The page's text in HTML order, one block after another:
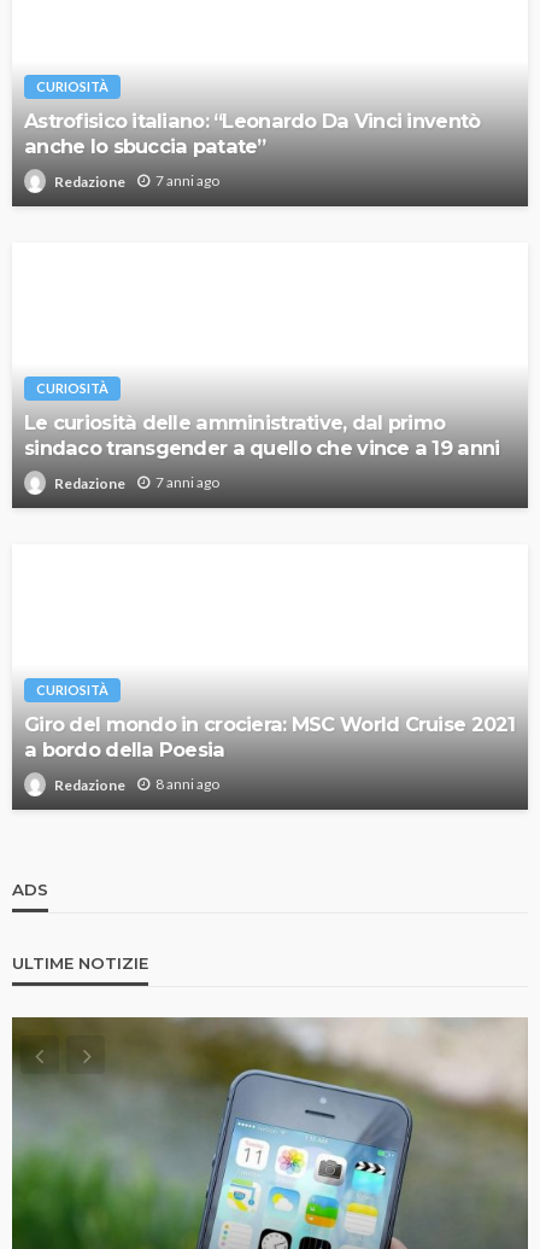
CURIOSITÀ
Astrofisico italiano: “Leonardo Da Vinci inventò
anche lo sbuccia patate”
Redazione 7 anni ago
CURIOSITÀ
Le curiosità delle amministrative, dal primo
sindaco transgender a quello che vince a 19 anni
Redazione 7 anni ago
CURIOSITÀ
Giro del mondo in crociera: MSC World Cruise 2021
a bordo della Poesia
Redazione 8 anni ago
ADS
ULTIME NOTIZIE